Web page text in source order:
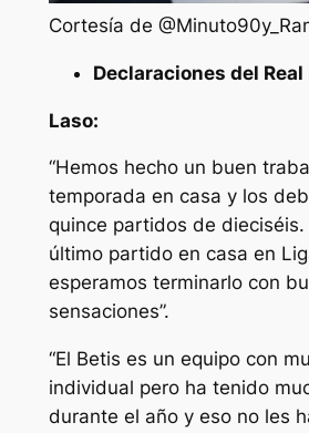
Cortesía de
Declaraciones del
Laso:
“Hemos hecho un buen
temporada en casa y los
quince partidos de
último partido en casa en
esperamos terminarlo con
sensaciones”.
“El Betis es un equipo con
individual pero ha tenido
durante el año y eso no les